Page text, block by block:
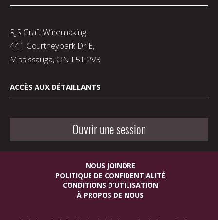
RJS Craft Winemaking
441 Courtneypark Dr E,
Mississauga, ON L5T 2V3
ACCÈS AUX DÉTAILLANTS
Ouvrir une session
NOUS JOINDRE
POLITIQUE DE CONFIDENTIALITÉ
CONDITIONS D’UTILISATION
À PROPOS DE NOUS